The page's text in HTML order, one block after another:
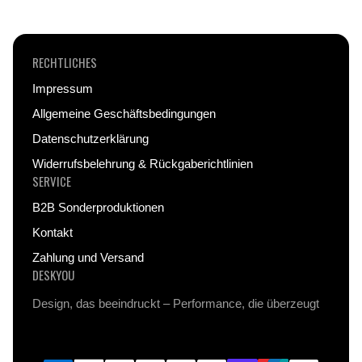
RECHTLICHES
Impressum
Allgemeine Geschäftsbedingungen
Datenschutzerklärung
Widerrufsbelehrung & Rückgaberichtlinien
SERVICE
B2B Sonderproduktionen
Kontakt
Zahlung und Versand
DESKYOU
Design, das beeindruckt – Performance, die überzeugt